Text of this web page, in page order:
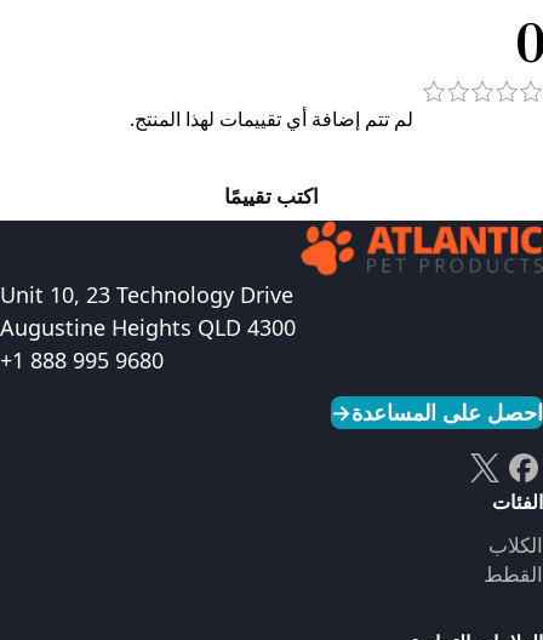
0
لم تتم إضافة أي تقييمات لهذا المنتج.
اكتب تقييمًا
Unit 10, 23 Technology Drive
Augustine Heights QLD 4300
+1 888 995 9680
احصل على المساعدة→
الفئات
الكلاب
القطط